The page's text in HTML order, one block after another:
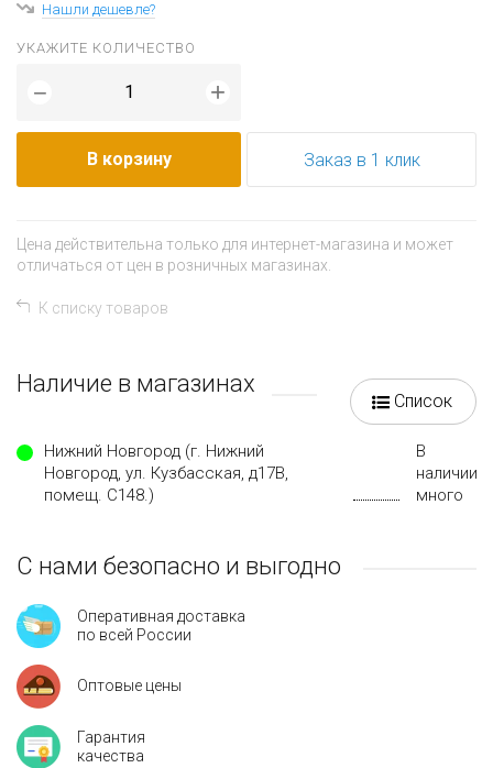
Нашли дешевле?
УКАЖИТЕ КОЛИЧЕСТВО
− +
В корзину Заказ в 1 клик
Цена действительна только для интернет-магазина и может
отличаться от цен в розничных магазинах.
К списку товаров
Наличие в магазинах
Список
Нижний Новгород (г. Нижний
Новгород, ул. Кузбасская, д17В,
помещ. С148.)
В
наличии
много
С нами безопасно и выгодно
Оперативная доставка
по всей России
Оптовые цены
Гарантия
качества